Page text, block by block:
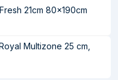
21cm 80x190cm
Multizone 25 cm,